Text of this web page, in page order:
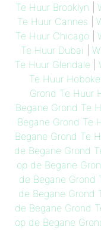
Te Huur Brooklyn
Te Huur Cannes
Te Huur Chicago
Te Huur Dubai
Te Huur Glendale
Te Huur
Grond Te Huur
Begane Grond Te
Begane Grond Te
Begane Grond Te
de Begane Grond
op de Begane
de Begane Grond
de Begane Grond
de Begane Grond
op de Begane